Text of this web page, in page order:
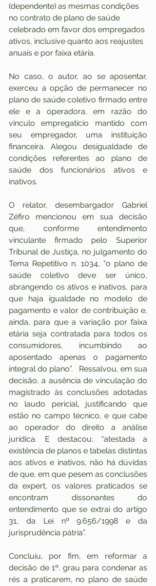
(dependente) as mesmas condições
no contrato de plano de saúde
celebrado em favor dos empregados
ativos, inclusive quanto aos reajustes
anuais e por faixa etária.
No caso, o autor, ao se aposentar,
exerceu a opção de permanecer no
plano de saúde coletivo firmado entre
ele e a operadora, em razão do
vínculo empregatício mantido com
seu empregador, uma instituição
financeira. Alegou desigualdade de
condições referentes ao plano de
saúde dos funcionários ativos e
inativos.
O relator, desembargador Gabriel
Zéfiro mencionou em sua decisão
que, conforme entendimento
vinculante firmado pelo Superior
Tribunal de Justiça, no julgamento do
Tema Repetitivo n. 1034, “o plano de
saúde coletivo deve ser único,
abrangendo os ativos e inativos, para
que haja igualdade no modelo de
pagamento e valor de contribuição e,
ainda, para que a variação por faixa
etária seja contratada para todos os
consumidores, incumbindo ao
aposentado apenas o pagamento
integral do plano”.   Ressalvou, em sua
decisão, a ausência de vinculação do
magistrado às conclusões adotadas
no laudo pericial, justificando que
estão no campo técnico, e que cabe
ao operador do direito a análise
jurídica. E destacou: “atestada a
existência de planos e tabelas distintas
aos ativos e inativos, não há dúvidas
de que, em que pesem as conclusões
da expert, os valores praticados se
encontram dissonantes do
entendimento que se extrai do artigo
31, da Lei nº 9.656/1998 e da
jurisprudência pátria”.
Concluiu, por fim, em reformar a
decisão de 1º. grau para condenar as
rés a praticarem, no plano de saúde